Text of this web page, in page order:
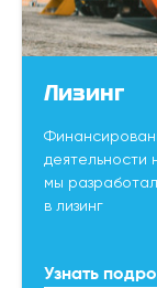
Лизинг
деятельности
мы
в лизинг
Узнать